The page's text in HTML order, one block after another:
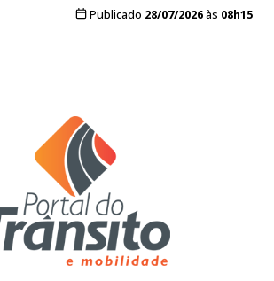
Publicado 28/07/2026às 08h15